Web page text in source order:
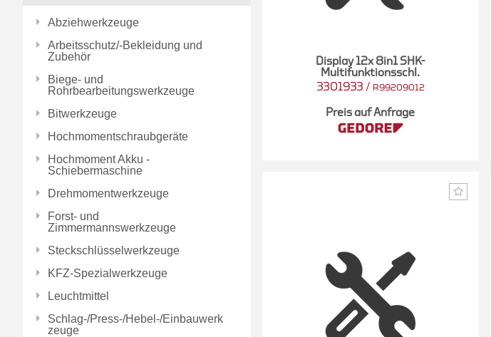
Abziehwerkzeuge
Arbeitsschutz/-Bekleidung und
Zubehör
Biege- und
Rohrbearbeitungswerkzeuge
Bitwerkzeuge
Hochmomentschraubgeräte
Hochmoment Akku -
Schiebermaschine
Drehmomentwerkzeuge
Forst- und
Zimmermannswerkzeuge
Steckschlüsselwerkzeuge
KFZ-Spezialwerkzeuge
Leuchtmittel
Schlag-/Press-/Hebel-/Einbauwerk
zeuge
Display 12x 8in1 SHK-
Multifunktionsschl.
3301933 / R99209012
Preis auf Anfrage